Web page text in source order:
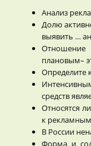
Анализ
Долю
выявить …
Отношение
плановым–
Определите
средств
Относятся
к
В России
Форма и